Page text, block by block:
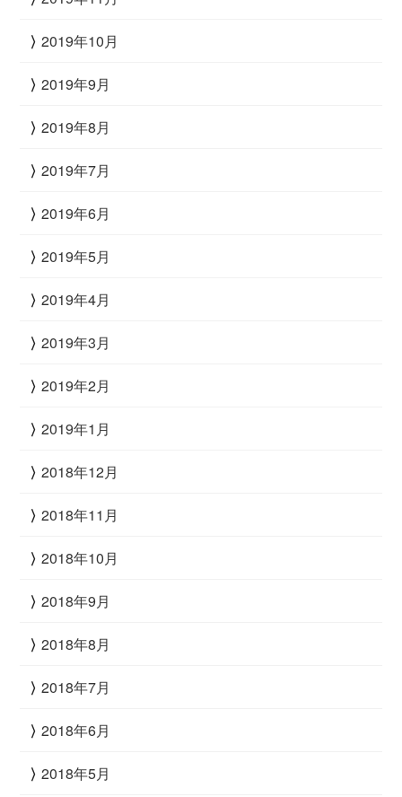
2019年10月
2019年9月
2019年8月
2019年7月
2019年6月
2019年5月
2019年4月
2019年3月
2019年2月
2019年1月
2018年12月
2018年11月
2018年10月
2018年9月
2018年8月
2018年7月
2018年6月
2018年5月